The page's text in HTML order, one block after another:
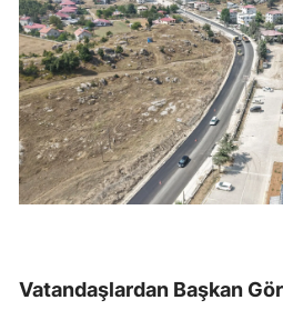
Vatandaşlardan Başkan